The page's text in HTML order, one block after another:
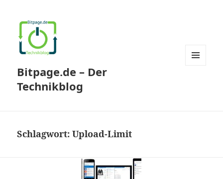
Bitpage.de – Der
Technikblog
Schlagwort:Upload-Limit